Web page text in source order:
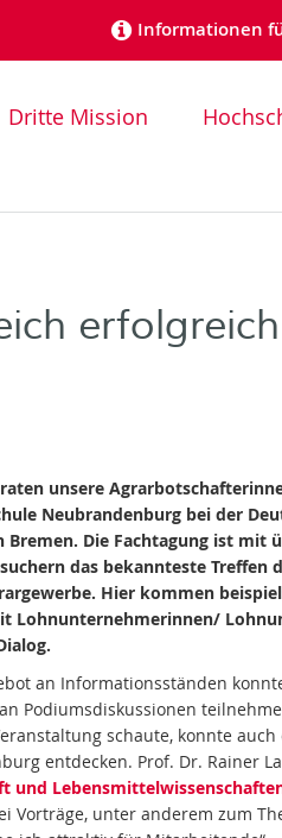
Informationen
Dritte Mission
unsere
Neubrandenburg bei der
Die Fachtagung ist mit
das bekannteste Treffen
Hier kommen
Lohnunternehmerinnen/
an Informationsständen
Podiumsdiskussionen
schaute, konnte
entdecken. Prof. Dr. Rainer
und
Vorträge, unter anderem zum